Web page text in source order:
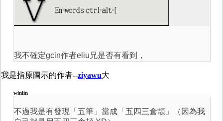
我不確定gcin作者eliu兄是否有看到，
我是指原圖示的作者--ziyawu大
winlin
不過我是有發現「五筆」當成「五四三倉頡」（因為我